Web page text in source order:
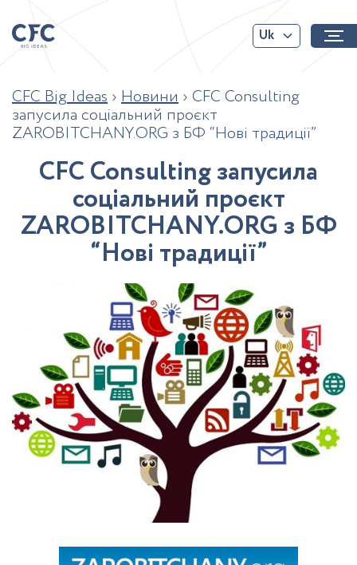
Uk
CFC Big Ideas › Новини › CFC Consulting
запусила соціальний проєкт
ZAROBITCHANY.ORG з БФ “Нові традиції”
CFCConsultingзапусила
соціальний проєкт
ZAROBITCHANY.ORGз БФ
“Нові традиції”